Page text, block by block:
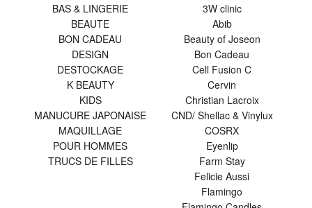
BAS & LINGERIE
BEAUTE
BON CADEAU
DESIGN
DESTOCKAGE
K BEAUTY
KIDS
MANUCURE JAPONAISE
MAQUILLAGE
POUR HOMMES
TRUCS DE FILLES
3W clinic
Abib
Beauty of Joseon
Bon Cadeau
Cell Fusion C
Cervin
Christian Lacroix
CND/ Shellac & Vinylux
COSRX
Eyenlip
Farm Stay
Felicie Aussi
Flamingo